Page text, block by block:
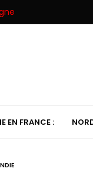
EN FRANCE :